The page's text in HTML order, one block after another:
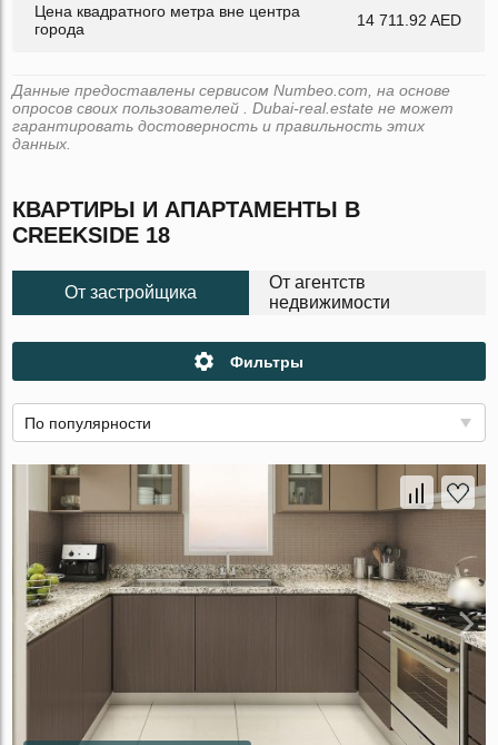
Цена квадратного метра вне центра
города
14 711.92 AED
Данные предоставлены сервисом Numbeo.com, на основе
опросов своих пользователей . Dubai-real.estate не может
гарантировать достоверность и правильность этих
данных.
КВАРТИРЫ И АПАРТАМЕНТЫ В
CREEKSIDE 18
От застройщика
От агентств
недвижимости
Фильтры
По популярности